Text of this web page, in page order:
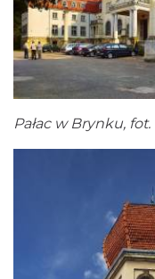
Pałac w Brynku, fot.